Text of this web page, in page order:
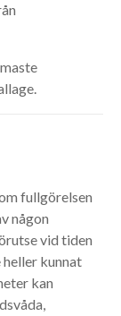
fullgörelsen
någon
vid tiden
kunnat
kan